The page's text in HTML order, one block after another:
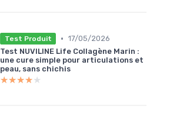
Test Produit • 17/05/2026
Test NUVILINE Life Collagène Marin :
une cure simple pour articulations et
peau, sans chichis
★★★★★
★★★★★